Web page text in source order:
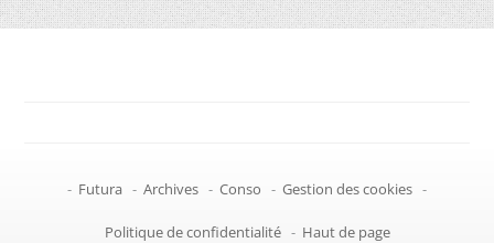
- Futura - Archives - Conso - Gestion des cookies -
Politique de confidentialité - Haut de page